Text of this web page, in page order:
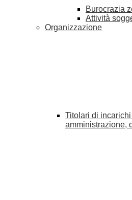
Burocrazia
Attività
Organizzazione
Titolari di
amministrazione,